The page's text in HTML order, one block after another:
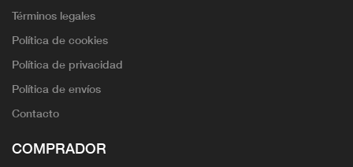
Términos legales
Política de cookies
Política de privacidad
Política de envíos
Contacto
COMPRADOR